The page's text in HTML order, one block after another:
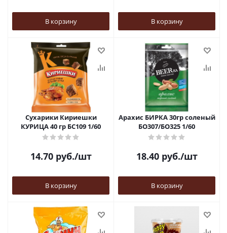
В корзину В корзину
Сухарики Кириешки
КУРИЦА 40 гр БС109 1/60
14.70руб./шт
В корзину
Арахис БИРКА 30гр соленый
БО307/БО325 1/60
18.40руб./шт
В корзину